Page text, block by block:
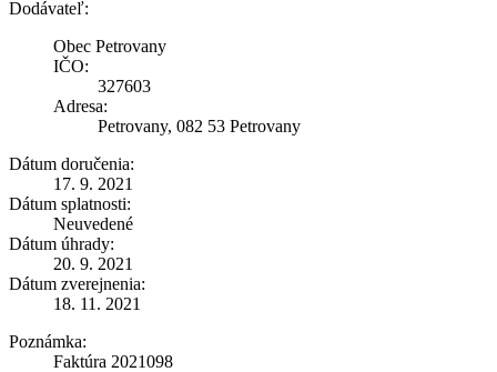
Dodávateľ:
Obec Petrovany
IČO:
327603
Adresa:
Petrovany, 082 53 Petrovany
Dátum doručenia:
17. 9. 2021
Dátum splatnosti:
Neuvedené
Dátum úhrady:
20. 9. 2021
Dátum zverejnenia:
18. 11. 2021
Poznámka:
Faktúra 2021098